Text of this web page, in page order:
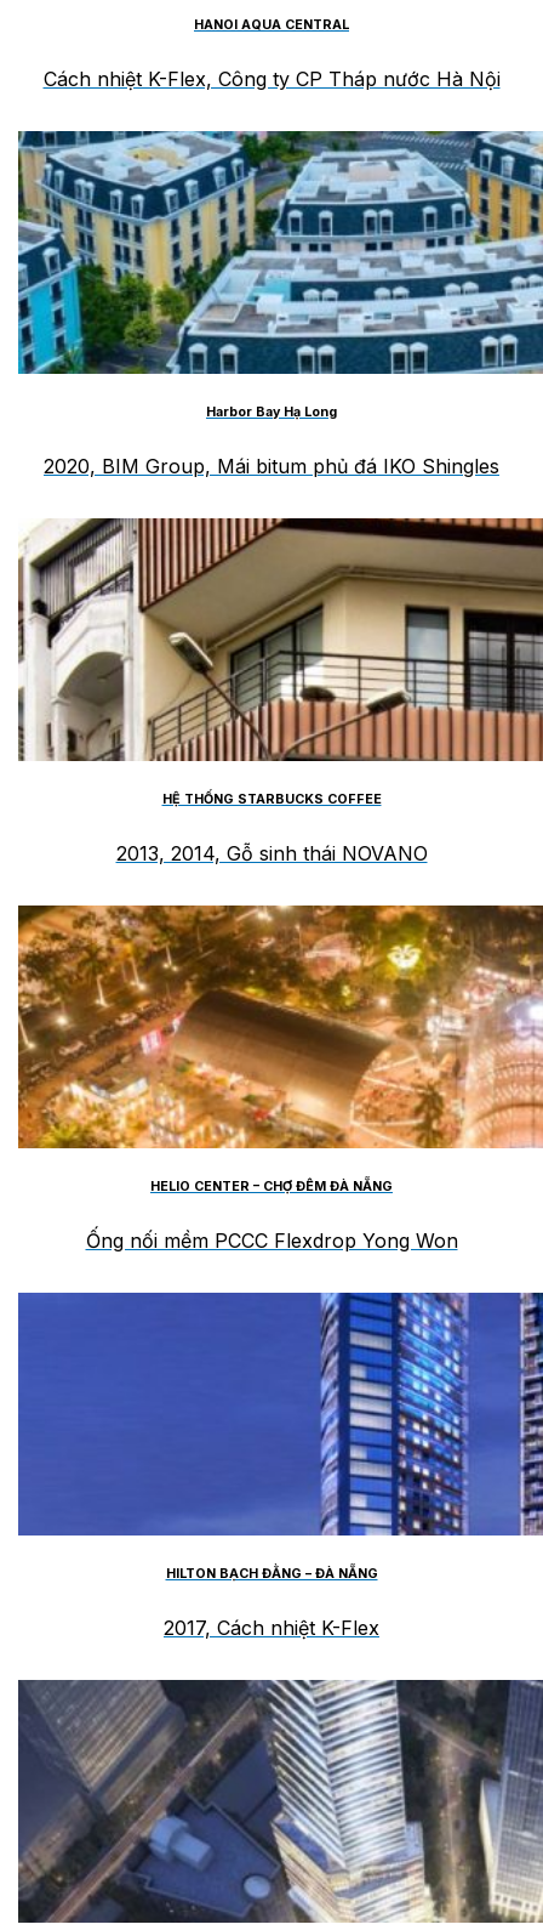
HANOI AQUA CENTRAL
Cách nhiệt K-Flex, Công ty CP Tháp nước Hà Nội
Harbor Bay Hạ Long
2020, BIM Group, Mái bitum phủ đá IKO Shingles
HỆ THỐNG STARBUCKS COFFEE
2013, 2014, Gỗ sinh thái NOVANO
HELIO CENTER – CHỢ ĐÊM ĐÀ NẴNG
Ống nối mềm PCCC Flexdrop Yong Won
HILTON BẠCH ĐẰNG – ĐÀ NẴNG
2017, Cách nhiệt K-Flex